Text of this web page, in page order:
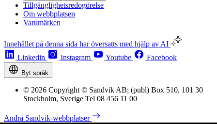
Tillgänglighetsredogörelse
Om webbplatsen
Varumärken
Innehållet på denna sida har översatts med hjälp av AI
Linkedin
Instagram Youtube Facebook
Byt språk
© 2026 Copyright © Sandvik AB; (publ) Box 510, 101 30
Stockholm, Sverige Tel 08 456 11 00
Andra Sandvik-webbplatser